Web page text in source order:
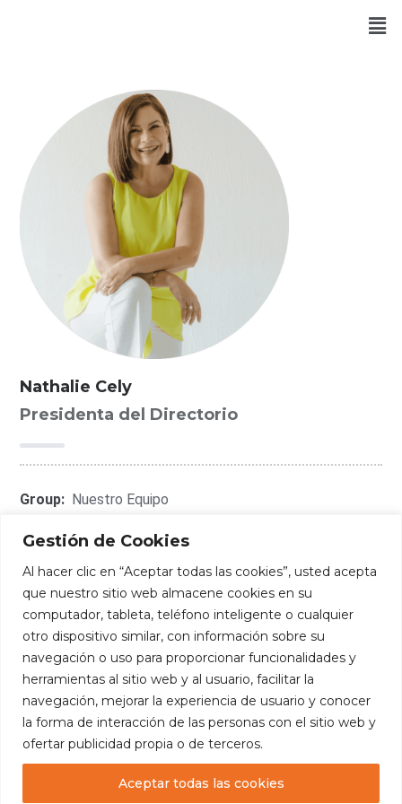
Gestión de Cookies
Al hacer clic en “Aceptar todas las cookies”, usted acepta
que nuestro sitio web almacene cookies en su
computador, tableta, teléfono inteligente o cualquier
otro dispositivo similar, con información sobre su
navegación o uso para proporcionar funcionalidades y
herramientas al sitio web y al usuario, facilitar la
navegación, mejorar la experiencia de usuario y conocer
la forma de interacción de las personas con el sitio web y
ofertar publicidad propia o de terceros.
Aceptar todas las cookies
Nathalie Cely
Presidenta del Directorio
Group: Nuestro Equipo
Connect With Me:
— Fundación Edúcate. Todos los